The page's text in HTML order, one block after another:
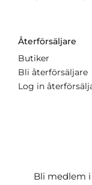
Återförsäljare
Butiker
Bli återförsäljare
Log in
Bli medlem